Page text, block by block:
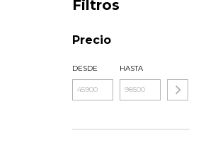
Filtros
Precio
DESDE HASTA